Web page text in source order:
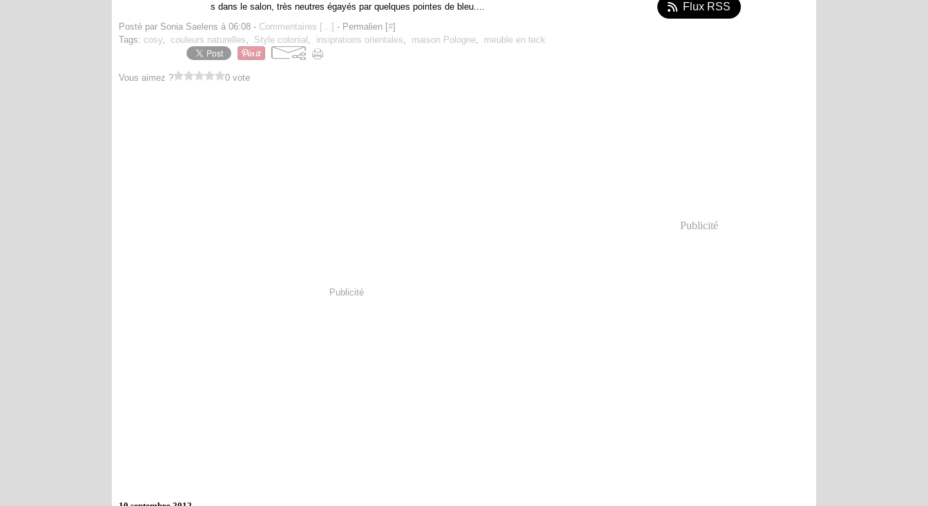
s dans le salon, très neutres égayés par quelques pointes de bleu....
Posté par Sonia Saelens à 06:08 - Commentaires […] - Permalien [#]
Tags: cosy, couleurs naturelles, Style colonial , insiprations orientales, maison Pologne, meuble en teck
Vous aimez ? 0 vote
Publicité
Flux RSS
Publicité